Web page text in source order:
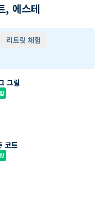
, 에스테
리트릿 체험
그릴
코트